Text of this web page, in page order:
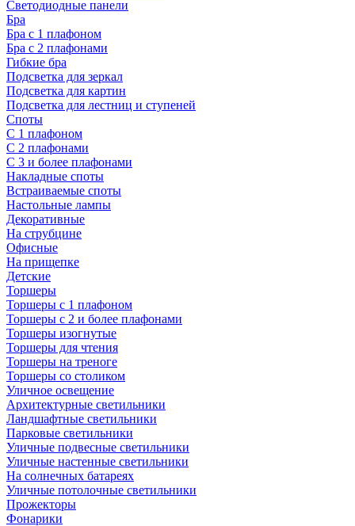
Светодиодные панели
Бра
Бра с 1 плафоном
Бра с 2 плафонами
Гибкие бра
Подсветка для зеркал
Подсветка для картин
Подсветка для лестниц и ступеней
Споты
С 1 плафоном
С 2 плафонами
С 3 и более плафонами
Накладные споты
Встраиваемые споты
Настольные лампы
Декоративные
На струбцине
Офисные
На прищепке
Детские
Торшеры
Торшеры с 1 плафоном
Торшеры с 2 и более плафонами
Торшеры изогнутые
Торшеры для чтения
Торшеры на треноге
Торшеры со столиком
Уличное освещение
Архитектурные светильники
Ландшафтные светильники
Парковые светильники
Уличные подвесные светильники
Уличные настенные светильники
На солнечных батареях
Уличные потолочные светильники
Прожекторы
Фонарики